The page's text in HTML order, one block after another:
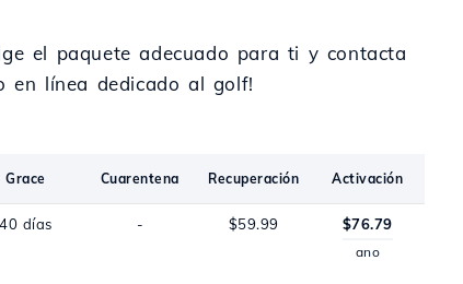
el paquete adecuado para ti y contacta
en línea dedicado al golf!
Grace Cuarentena Recuperación Activación
40 días - $59.99 $76.79
ano